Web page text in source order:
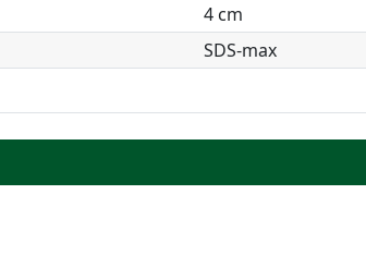
4 cm
SDS-max